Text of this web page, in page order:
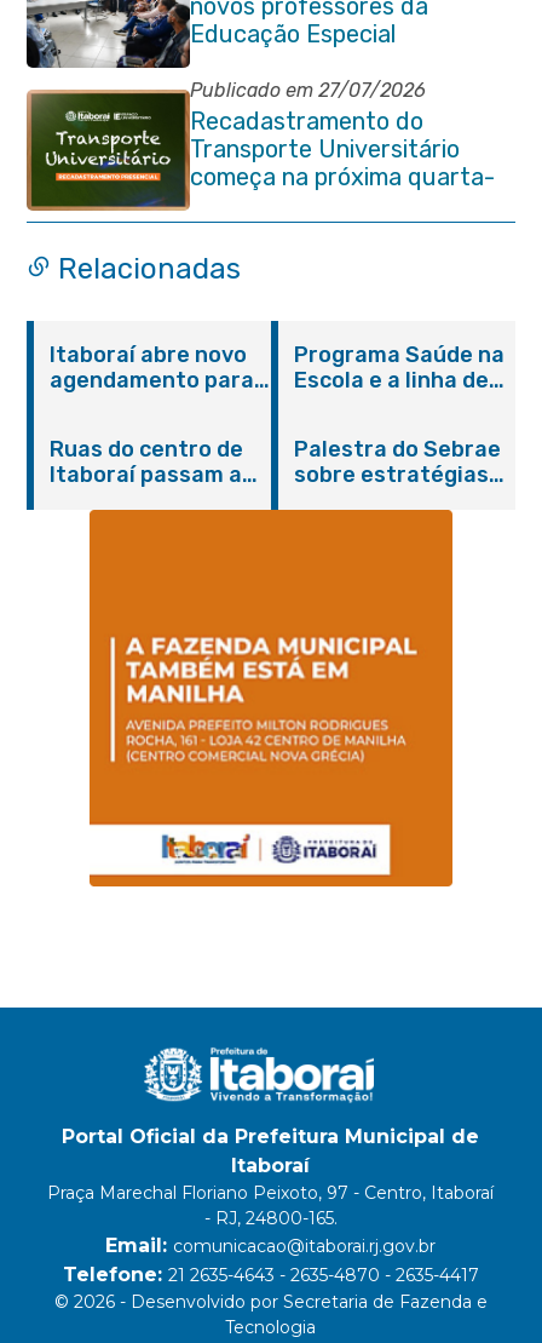
novos professores da
Educação Especial
Publicado em 27/07/2026
Recadastramento do
Transporte Universitário
começa na próxima quarta-
feira (29/07)
Relacionadas
Itaboraí abre novo
agendamento para
Programa Saúde na
Escola e a linha de
promovem
conscientização
sobre hanseníase
Ruas do centro de
Itaboraí passam a
Palestra do Sebrae
sobre estratégias
Portal Oficial da Prefeitura Municipal de
Itaboraí
Praça Marechal Floriano Peixoto, 97 - Centro, Itaboraí
- RJ, 24800-165.
Email: comunicacao@itaborai.rj.gov.br
Telefone: 21 2635-4643 - 2635-4870 - 2635-4417
© 2026 - Desenvolvido por Secretaria de Fazenda e
Tecnologia